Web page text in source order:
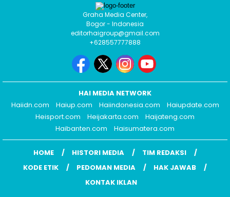
Graha Media Center,
Bogor - Indonesia
editorhaigroup@gmail.com
+628557777888
HAI MEDIA NETWORK
Haiidn.com
Haiup.com Haiindonesia.com
Haiupdate.com
Heisport.com
Heijakarta.com
Haijateng.com
Haibanten.com
Haisumatera.com
HOME HISTORI MEDIA
TIM REDAKSI
KODE ETIK
PEDOMAN MEDIA
HAK JAWAB
KONTAK IKLAN